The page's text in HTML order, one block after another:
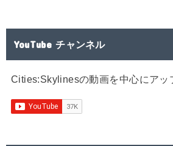
YouTube チャンネル
Cities:Skylinesの動画を中心にアッ